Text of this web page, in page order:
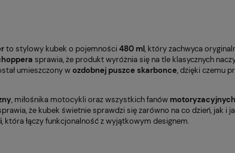
to stylowy kubek o pojemności 480 ml, który zachwyca
sprawia, że produkt wyróżnia się na tle klasycznych
umieszczony wozdobnej puszce skarbonce, dzięki czemu
, miłośnika motocykli oraz wszystkich fanów
że kubek świetnie sprawdzi się zarówno na co dzień, jak i
, która łączy funkcjonalność z wyjątkowym designem.